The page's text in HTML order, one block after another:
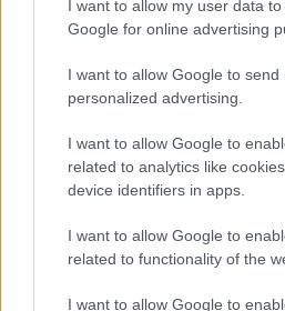
I want to allow my user data
Google for online advertising
I want to allow Google to send
personalized advertising.
I want to allow Google to
related to analytics like
device identifiers in apps.
I want to allow Google to
related to functionality of the
I want to allow Google to
Az esemény április 22-én,
PRÓBAüzemben, amely a
található. A program délután
(Forrás: Homo Ludens Projekt)
Címkék:színházi nevelés